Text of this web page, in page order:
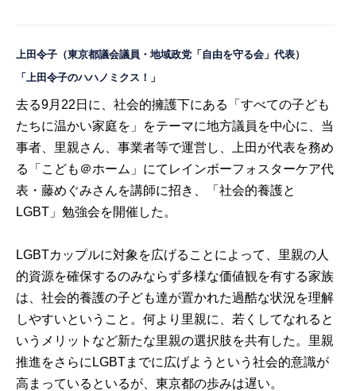
上田令子 （東京都議会議員・地域政党「自由を守る会」代表）
「上田令子のハハノミクス！」
去る9月22日に、社会的擁護下にある「すべての子ども
たちに温かい家庭を」をテーマに地方議員を中心に、当
事者、里親さん、事業者等で運営し、上田が代表を務め
る「 こども＠ホーム 」にて レインボーフォスターケア代
表・藤めぐみさんを講師に招き、「社会的養護と
LGBT」勉強会を開催した。
LGBTカップルに対象を広げることによって、里親の人
的資源を確保するのみならず多様な価値観を有する家族
は、社会的養護の子ども達が置かれた過酷な状況を理解
しやすいということ。何より里親に、若くしてなれると
いうメリットなど新たな里親の選択肢を共有した。里親
推進をさらにLGBTまでに広げようという社会的意識が
高まっているといるが、東京都の歩みは遅い。